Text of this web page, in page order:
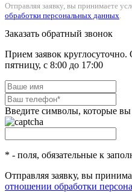
Отправляя заявку, вы принимаете
обработки персональных данных
Заказать обратный звонок
Прием заявок
пятницу, с 8:00 до 17:00
Введите символы, которые
* - поля, обязательные к
Отправляя заявку, вы
отношении обработки